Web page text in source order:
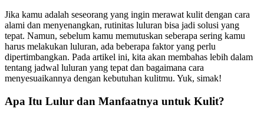
Jika kamu adalah seseorang yang ingin merawat kulit dengan cara
alami dan menyenangkan, rutinitas luluran bisa jadi solusi yang
tepat. Namun, sebelum kamu memutuskan seberapa sering kamu
harus melakukan luluran, ada beberapa faktor yang perlu
dipertimbangkan. Pada artikel ini, kita akan membahas lebih dalam
tentang jadwal luluran yang tepat dan bagaimana cara
menyesuaikannya dengan kebutuhan kulitmu. Yuk, simak!
Apa Itu Lulur dan Manfaatnya untuk Kulit?